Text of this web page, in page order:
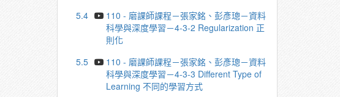
5.4
110 - 磨課師課程－張家銘、彭彥璁－資料
科學與深度學習－4-3-2 Regularization 正
則化
5.5
110 - 磨課師課程－張家銘、彭彥璁－資料
科學與深度學習－4-3-3 Different Type of
Learning 不同的學習方式